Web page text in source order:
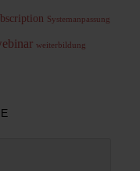
Systemanpassung
weiterbildung